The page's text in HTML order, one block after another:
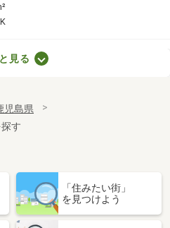
万円
島県薩摩川内市平佐町
見る
児島県
す
「住みたい街」
を見つけよう